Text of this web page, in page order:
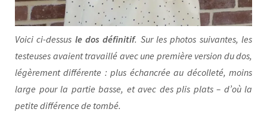
Voici ci-dessus le dos définitif. Sur les photos suivantes, les
testeuses avaient travaillé avec une première version du dos,
légèrement différente : plus échancrée au décolleté, moins
large pour la partie basse, et avec des plis plats – d’où la
petite différence de tombé.